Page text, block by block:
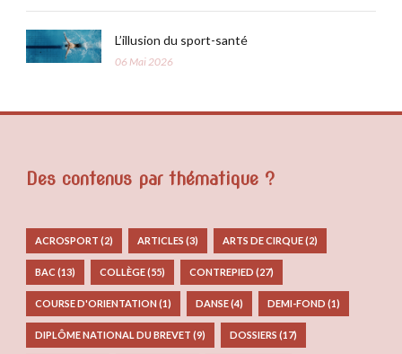
L’illusion du sport-santé
06 Mai 2026
Des contenus par thématique ?
ACROSPORT (2) ARTICLES (3) ARTS DE CIRQUE(2)
BAC (13) COLLÈGE(55) CONTREPIED (27)
COURSE D'ORIENTATION (1) DANSE(4) DEMI-FOND (1)
DIPLÔME NATIONAL DU BREVET (9) DOSSIERS (17)